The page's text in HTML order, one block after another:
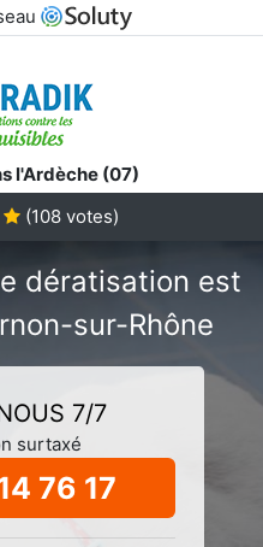
l'Ardèche (07)
(108 votes)
dératisation est
sur-Rhône
7/7
surtaxé
76 17